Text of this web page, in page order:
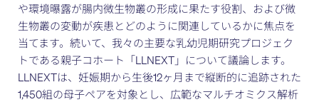
や環境曝露が腸内微生物叢の形成に果たす役割、および微
生物叢の変動が疾患とどのように関連しているかに焦点を
当てます。続いて、我々の主要な乳幼児期研究プロジェク
トである親子コホート「LLNEXT」について議論します。
LLNEXTは、妊娠期から生後12ヶ月まで縦断的に追跡された
1,450組の母子ペアを対象とし、広範なマルチオミクス解析